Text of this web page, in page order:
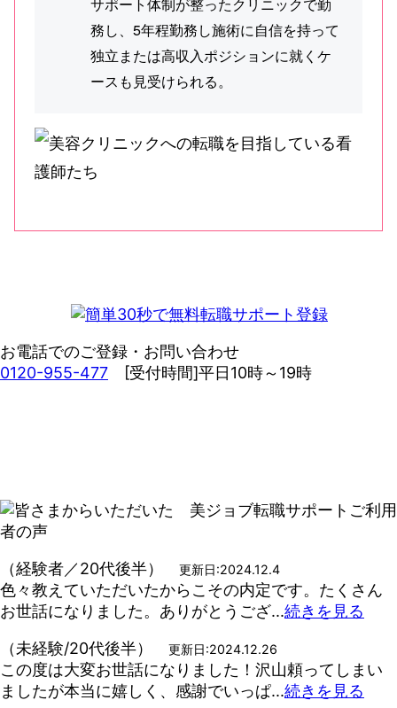
務し、5年程勤務し施術に自信を持って
独立または高収入ポジションに就くケ
ースも見受けられる。
お電話でのご登録・お問い合わせ
0120-955-477 [受付時間]平日10時～19時
（経験者／20代後半） 更新日:2024.12.4
色々教えていただいたからこその内定です。たくさん
お世話になりました。ありがとうござ...続きを見る
（未経験/20代後半）
更新日:2024.12.26
この度は大変お世話になりました！沢山頼ってしまい
ましたが本当に嬉しく、感謝でいっぱ...続きを見る